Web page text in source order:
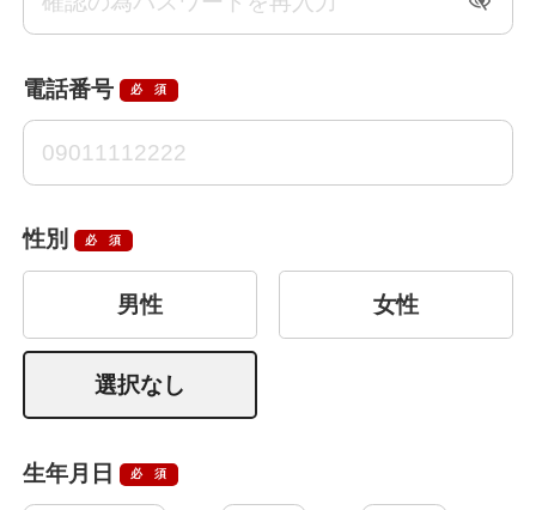
電話番号 必須
性別 必須
男性 女性
選択なし
生年月日 必須